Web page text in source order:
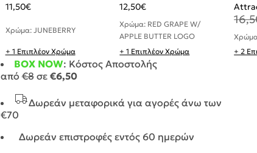
11,50€
Χρώμα: JUNEBERRY
+ 1 Επιπλέον Χρώμα
12,50€
Χρώμα: RED GRAPE W/
APPLE BUTTER LOGO
+ 1 Επιπλέον Χρώμα
+ 2
BOX NOW: Κόστος Αποστολής
από€8σε €6,50
Δωρεάν μεταφορικά για αγορές άνω των
€70
Δωρεάν επιστροφές εντός 60 ημερών